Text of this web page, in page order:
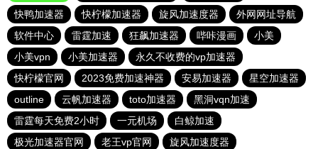
快鸭加速器
快柠檬加速器 旋风加速度器
外网网址导航
软件中心
雷霆加速 狂飙加速器 哔咔漫画
小美
小美vpn
小美加速器
永久不收费的vp加速器
快柠檬官网
2023免费加速神器 安易加速器
星空加速器
outline
云帆加速器 toto加速器
黑洞vqn加速
雷霆每天免费2小时
一元机场
白鲸加速
极光加速器官网
老王vp官网
旋风加速度器